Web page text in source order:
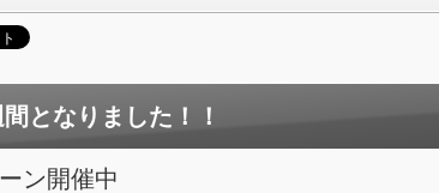
となりました！！
ン開催中